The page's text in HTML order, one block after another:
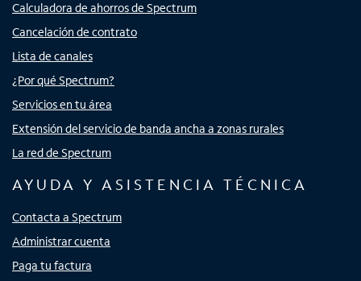
Calculadora de ahorros de Spectrum
Cancelación de contrato
Lista de canales
¿Por qué Spectrum?
Servicios en tu área
Extensión del servicio de banda ancha a zonas rurales
La red de Spectrum
AYUDA Y ASISTENCIA TÉCNICA
Contacta a Spectrum
Administrar cuenta
Paga tu factura